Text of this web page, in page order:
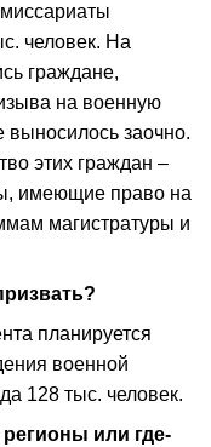
человек. На
граждане,
на военную
выносилось заочно.
этих граждан –
имеющие право на
магистратуры и
планируется
военной
128 тыс. человек.
или где-